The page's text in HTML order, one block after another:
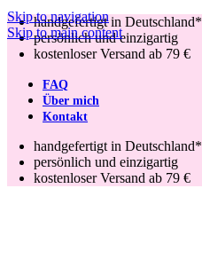
Skip to navigation
Skip to main content
handgefertigt in Deutschland*
persönlich und einzigartig
kostenloser Versand ab 79 €
FAQ
Über mich
Kontakt
handgefertigt in Deutschland*
persönlich und einzigartig
kostenloser Versand ab 79 €